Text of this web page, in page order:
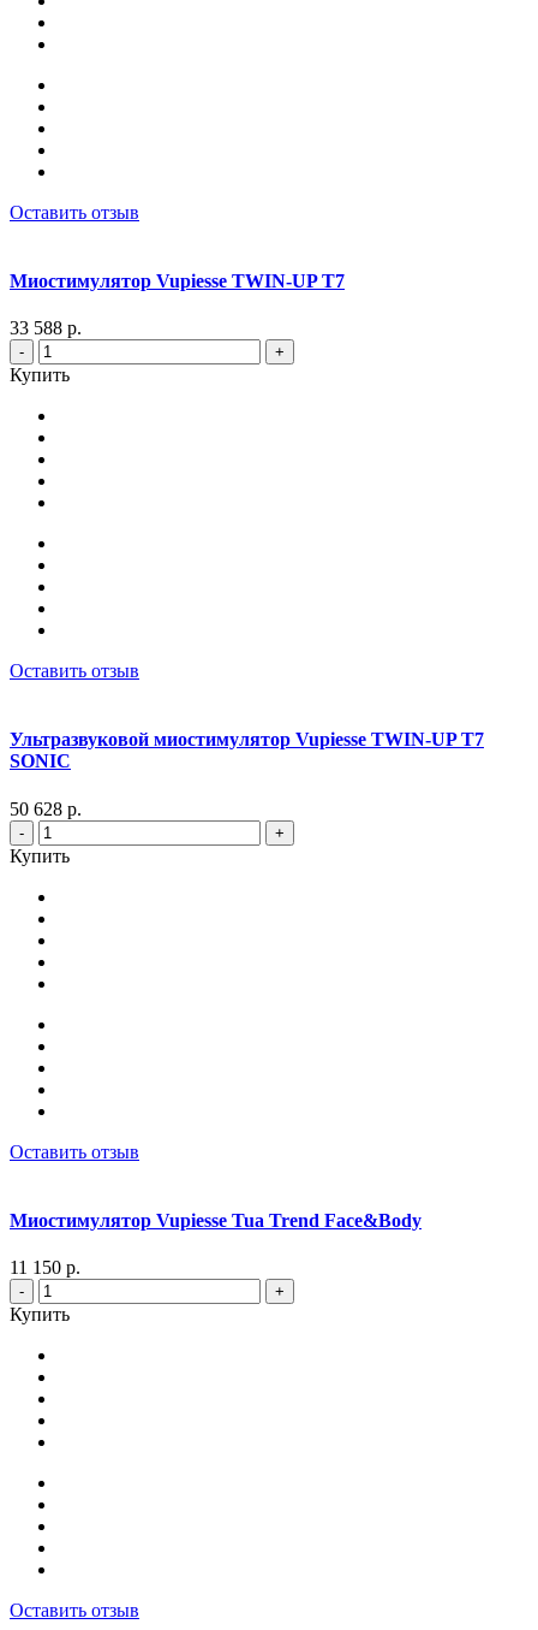
Оставить отзыв
Миостимулятор Vupiesse TWIN-UP T7
33 588 р.
- +
Купить
Оставить отзыв
Ультразвуковой миостимулятор Vupiesse TWIN-UP T7
SONIC
50 628 р.
- +
Купить
Оставить отзыв
Миостимулятор Vupiesse Tua Trend Face&Body
11 150 р.
- +
Купить
Оставить отзыв